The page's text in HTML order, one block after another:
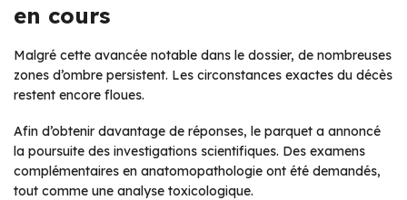
en cours
Malgré cette avancée notable dans le dossier, de nombreuses
zones d’ombre persistent. Les circonstances exactes du décès
restent encore floues.
Afin d’obtenir davantage de réponses, le parquet a annoncé
la poursuite des investigations scientifiques. Des examens
complémentaires en anatomopathologie ont été demandés,
tout comme une analyse toxicologique.